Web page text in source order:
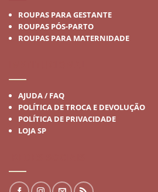
ROUPAS PARA GESTANTE
ROUPAS PÓS-PARTO
ROUPAS PARA MATERNIDADE
AJUDA / FAQ
POLÍTICA DE TROCA E DEVOLUÇÃO
POLÍTICA DE PRIVACIDADE
LOJA SP